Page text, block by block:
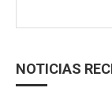
NOTICIAS